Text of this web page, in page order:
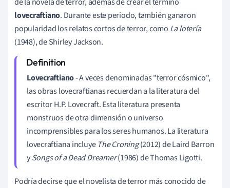
lovecraftiano. Durante este periodo, también ganaron
popularidad los relatos cortos de terror, como La lotería
(1948), de Shirley Jackson.
Lovecraftiano- A veces denominadas "terror cósmico",
las obras lovecraftianas recuerdan a la literatura del
escritor H.P. Lovecraft. Esta literatura presenta
monstruos de otra dimensión o universo
incomprensibles para los seres humanos. La literatura
lovecraftiana incluye The Croning(2012) de Laird Barron
ySongs of a Dead Dreamer(1986) de Thomas Ligotti.
Podría decirse que el novelista de terror más conocido de